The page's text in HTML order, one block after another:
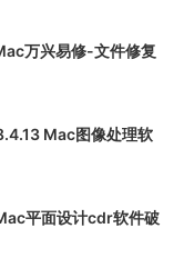
万兴易修-文件修复
Mac图像处理软
平面设计cdr软件破